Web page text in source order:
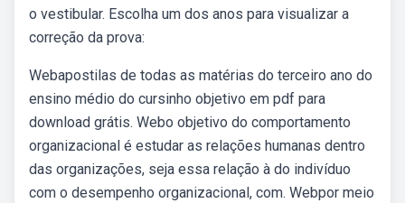
o vestibular. Escolha um dos anos para visualizar a
correção da prova:
Webapostilas de todas as matérias do terceiro ano do
ensino médio do cursinho objetivo em pdf para
download grátis. Webo objetivo do comportamento
organizacional é estudar as relações humanas dentro
das organizações, seja essa relação à do indivíduo
com o desempenho organizacional, com. Webpor meio